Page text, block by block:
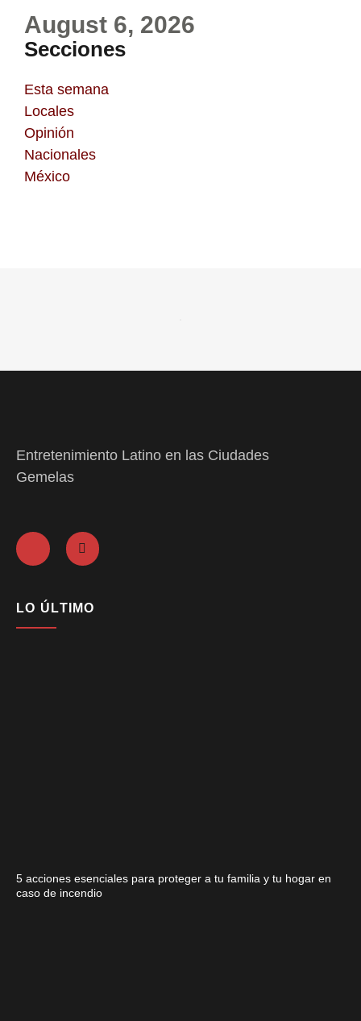
August 6, 2026
Secciones
Esta semana
Locales
Opinión
Nacionales
México
Entretenimiento Latino en las Ciudades
Gemelas
LO ÚLTIMO
5 acciones esenciales para proteger a tu familia y tu hogar en
caso de incendio